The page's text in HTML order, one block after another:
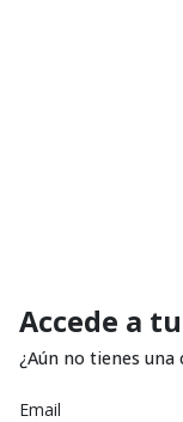
Accede a
¿Aún no tienes una
Email